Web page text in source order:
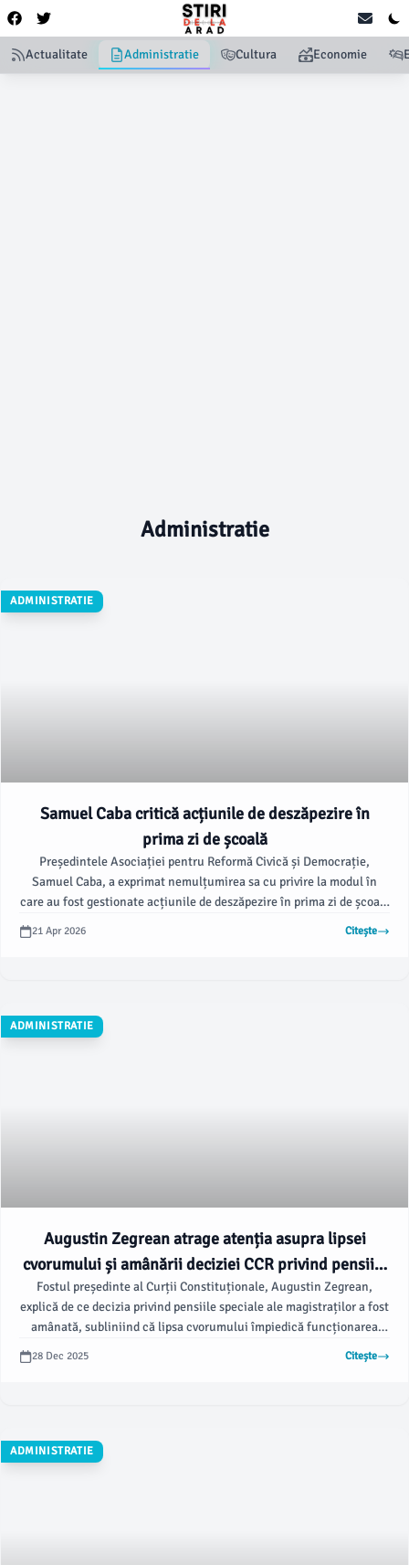
Actualitate Administratie Cultura Economie
Administratie
ADMINISTRATIE
Samuel Caba critică acțiunile de deszăpezire în
prima zi de școală
Președintele Asociației pentru Reformă Civică și Democrație,
Samuel Caba, a exprimat nemulțumirea sa cu privire la modul în
care au fost gestionate acțiunile de deszăpezire în prima zi de școală
din acest an. Conform acestuia, intervențiile necesare nu au fost
efectuate în timp util, afectând astfel accesibilitatea drumurilor
21 Apr 2026 Citește
ADMINISTRATIE
Augustin Zegrean atrage atenția asupra lipsei
cvorumului și amânării deciziei CCR privind pensiile
speciale
Fostul președinte al Curții Constituționale, Augustin Zegrean,
explică de ce decizia privind pensiile speciale ale magistraților a fost
amânată, subliniind că lipsa cvorumului împiedică funcționarea
instituției. El menționează că în prezent dezbaterile durează mult,
iar intrarea în vigoare a legii la 1 ianuarie este improbabilă, fiind
28 Dec 2025 Citește
ADMINISTRATIE